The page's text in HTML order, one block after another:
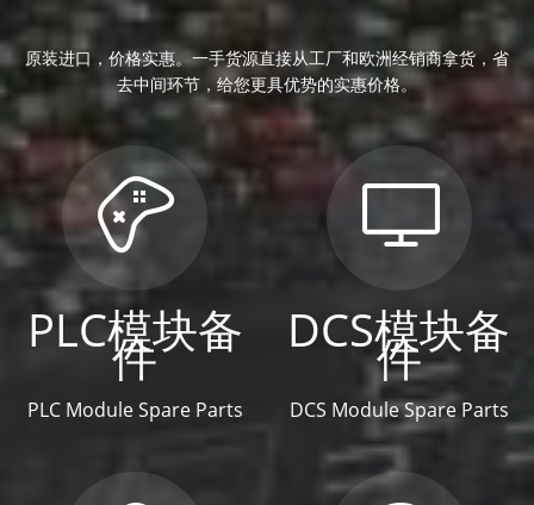
原装进口，价格实惠。一手货源直接从工厂和欧洲经销商拿货，省
去中间环节，给您更具优势的实惠价格。
PLC模块备
件
PLC Module Spare Parts
DCS模块备
件
DCS Module Spare Parts